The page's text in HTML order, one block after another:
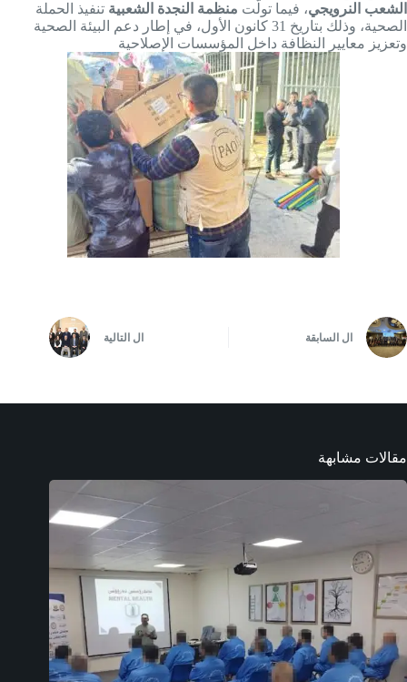
الشعب النرويجي، فيما تولّت منظمة النجدة الشعبية تنفيذ الحملة
الصحية، وذلك بتاريخ 31 كانون الأول، في إطار دعم البيئة الصحية
وتعزيز معايير النظافة داخل المؤسسات الإصلاحية
ال السابقة ال التالية
مقالات مشابهة